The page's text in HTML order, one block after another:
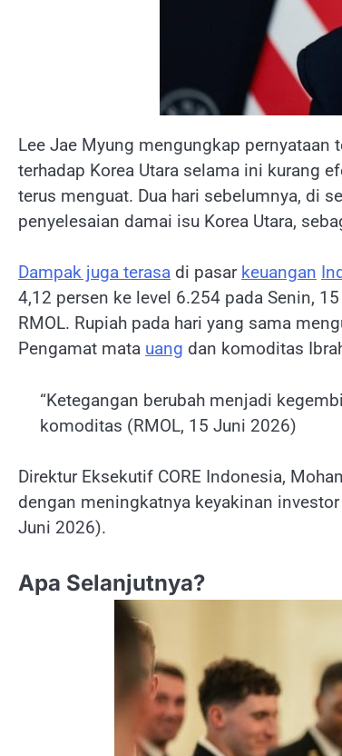
Lee Jae Myung mengungkap
terhadap Korea Utara selama ini kurang
terus menguat. Dua hari sebelumnya, di
penyelesaian damai isu Korea Utara,
Dampak juga terasa di pasar keuangan
4,12 persen ke level 6.254 pada Senin,
RMOL. Rupiah pada hari yang sama
Pengamat mata uang dan komoditas
“Ketegangan berubah menjadi
komoditas (RMOL, 15 Juni 2026)
Direktur Eksekutif CORE Indonesia,
dengan meningkatnya keyakinan
Juni 2026).
Apa Selanjutnya?